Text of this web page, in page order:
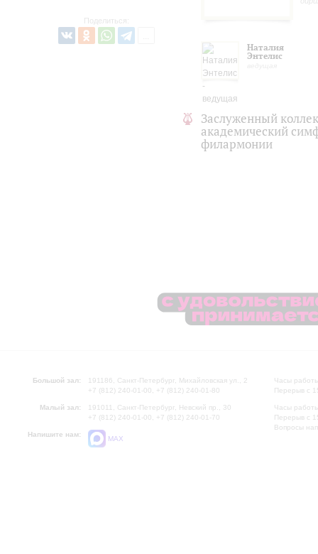
Поделиться:
Наталия
Энтелис
Заслуженный
академический
филармонии
Большой зал:
191186, Санкт-Петербург, Михайловская ул., 2
+7 (812) 240-01-00, +7 (812) 240-01-80
Малый зал:
191011, Санкт-Петербург, Невский пр., 30
+7 (812) 240-01-00, +7 (812) 240-01-70
Напишите нам:
MAX
Часы
Перерыв с
Часы
Перерыв с
Вопросы